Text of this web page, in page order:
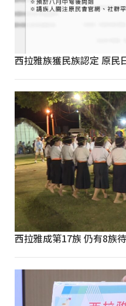
西拉雅族獲民族認定 原民
西拉雅成第17族 仍有8族